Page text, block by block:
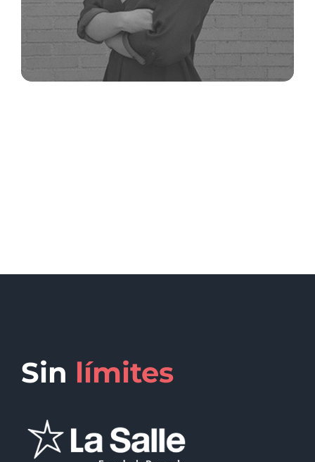
Sin límites